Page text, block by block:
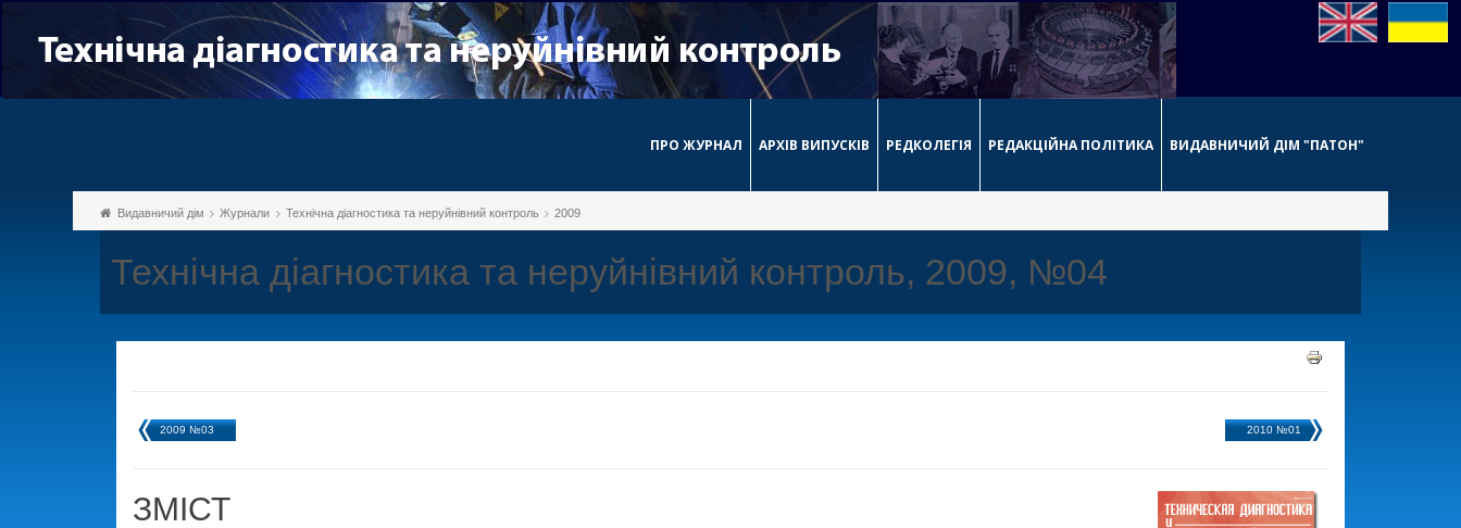
ПРО ЖУРНАЛ АРХІВ ВИПУСКІВ РЕДКОЛЕГІЯ РЕДАКЦІЙНА ПОЛІТИКА ВИДАВНИЧИЙ ДІМ "ПАТОН"
Видавничий дім Журнали Технічна діагностика та неруйнівний контроль 2009
Технічна діагностика та неруйнівний контроль, 2009, №04
2009 №03 2010 №01
ЗМІСТ